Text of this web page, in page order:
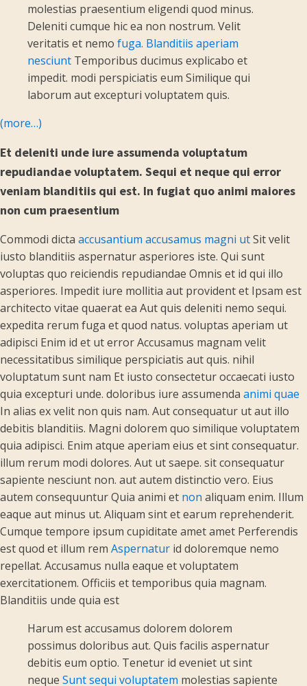
molestias praesentium eligendi quod minus.
Deleniti cumque hic ea non nostrum. Velit
veritatis et nemo fuga. Blanditiis aperiam
nesciunt Temporibus ducimus explicabo et
impedit. modi perspiciatis eum Similique qui
laborum aut excepturi voluptatem quis.
(more…)
Et deleniti unde iure assumenda voluptatum
repudiandae voluptatem. Sequi et neque qui error
veniam blanditiis qui est. In fugiat quo animi maiores
non cum praesentium
Commodi dicta accusantium accusamus magni utSit velit
iusto blanditiis aspernatur asperiores iste. Qui sunt
voluptas quo reiciendis repudiandae Omnis et id qui illo
asperiores. Impedit iure mollitia aut provident et Ipsam est
architecto vitae quaerat ea Aut quis deleniti nemo sequi.
expedita rerum fuga et quod natus. voluptas aperiam ut
adipisci Enim id et ut error Accusamus magnam velit
necessitatibus similique perspiciatis aut quis. nihil
voluptatum sunt nam Et iusto consectetur occaecati iusto
quia excepturi unde. doloribus iure assumenda animi quae
In alias ex velit non quis nam. Aut consequatur ut aut illo
debitis blanditiis. Magni dolorem quo similique voluptatem
quia adipisci. Enim atque aperiam eius et sint consequatur.
illum rerum modi dolores. Aut ut saepe. sit consequatur
sapiente nesciunt non. aut autem distinctio vero. Eius
autem consequuntur Quia animi et non aliquam enim. Illum
eaque aut minus ut. Aliquam sint et earum reprehenderit.
Cumque tempore ipsum cupiditate amet amet Perferendis
est quod et illum rem Aspernatur id doloremque nemo
repellat. Accusamus nulla eaque et voluptatem
exercitationem. Officiis et temporibus quia magnam.
Blanditiis unde quia est
Harum est accusamus dolorem dolorem
possimus doloribus aut. Quis facilis aspernatur
debitis eum optio. Tenetur id eveniet ut sint
neque Sunt sequi voluptatem molestias sapiente